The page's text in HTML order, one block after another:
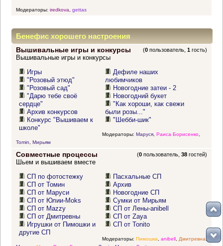
Модераторы: iredkova gettas
Бенефис хорошего настроения
Вышивальные игры и конкурсы (0 пользователь,1 гость)
Вышивальные игры и конкурсы
Игры
"Розовый этюд"
"Розовый сад"
"Дарю тебе своё
сердце"
Архив конкурсов
Конкурс "Вышиваем к
школе"
Дефиле наших
любимчиков
Новогодние затеи - 2
Новогодний букет
"Как хороши, как свежи
были розы..."
"Шебби-шик"
Модераторы: Маруся, Раиса Борисенко,
Tomin
Мирьям
Совместные процессы (0 пользователь,38 гостей)
Шьем и вышиваем вместе
СП по фотостежку
СП от Томин
СП от Маруси
СП от Юлии-Moks
СП от Mazzy
СП от Дмитревны
Игрушки от Пимошки и
другие СП
Пасхальные СП
Архив
Новогодние СП
Сумки от Мирьям
СП от Лены-anibell
СП от Zaya
СП от Tonito
Модераторы: Пимошка anibell, Дмитревна